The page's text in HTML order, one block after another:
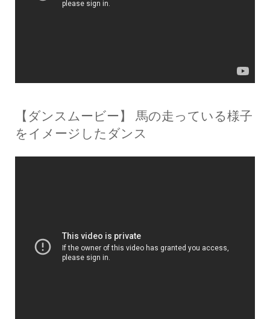
【ダンスムービー】 馬の走っている様子
をイメージしたダンス